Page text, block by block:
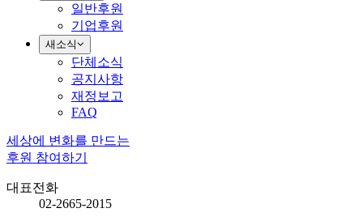
일반후원
기업후원
새소식
단체소식
공지사항
재정보고
FAQ
세상에 변화를 만드는
후원 참여하기
대표전화
02-2665-2015